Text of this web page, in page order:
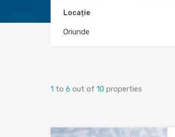
Locație
Oriunde
1 to 6 out of 10 properties